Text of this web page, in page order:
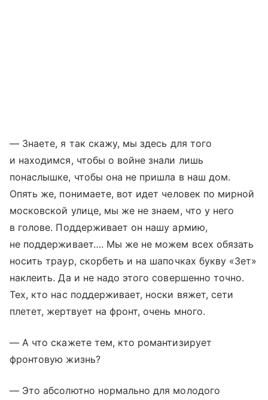
— Знаете, я так скажу, мы здесь для того
и находимся, чтобы о войне знали лишь
понаслышке, чтобы она не пришла в наш дом.
Опять же, понимаете, вот идет человек по мирной
московской улице, мы же не знаем, что у него
в голове. Поддерживает он нашу армию,
не поддерживает…. Мы же не можем всех обязать
носить траур, скорбеть и на шапочках букву «Зет»
наклеить. Да и не надо этого совершенно точно.
Тех, кто нас поддерживает, носки вяжет, сети
плетет, жертвует на фронт, очень много.
— А что скажете тем, кто романтизирует
фронтовую жизнь?
— Это абсолютно нормально для молодого